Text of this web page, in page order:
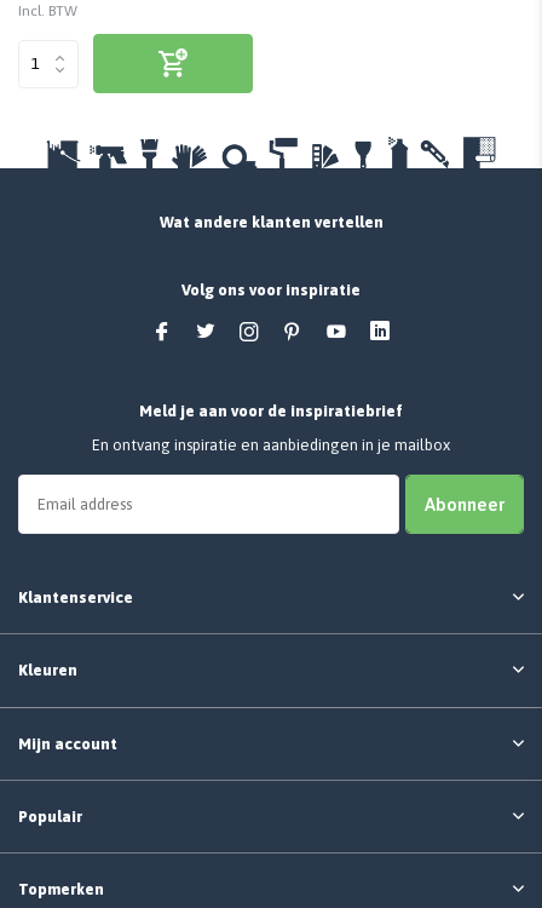
Incl. BTW
Wat andere klanten vertellen
Volg ons voor inspiratie
Meld je aan voor de inspiratiebrief
En ontvang inspiratie en aanbiedingen in je mailbox
Abonneer
Klantenservice
Kleuren
Mijn account
Populair
Topmerken